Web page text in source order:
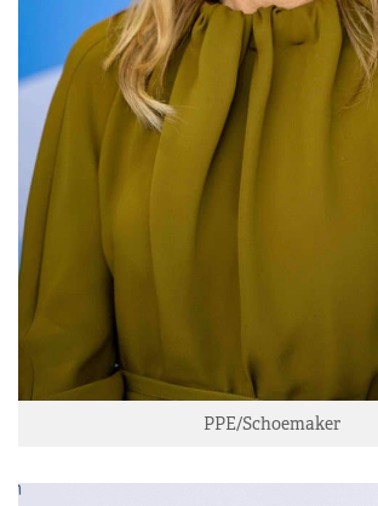
PPE/Schoemaker